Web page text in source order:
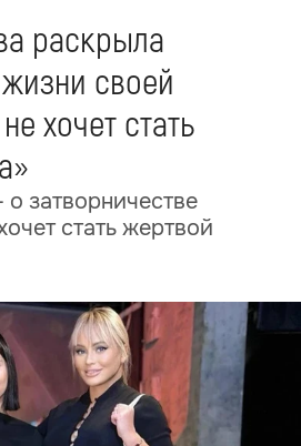
раскрыла
своей
хочет стать
затворничестве
стать жертвой